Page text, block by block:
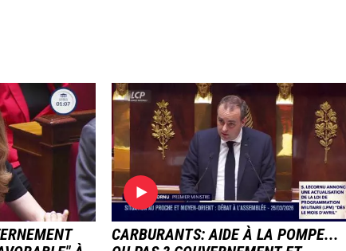
IMAGE
CARBURANTS: AIDE À LA POMPE...